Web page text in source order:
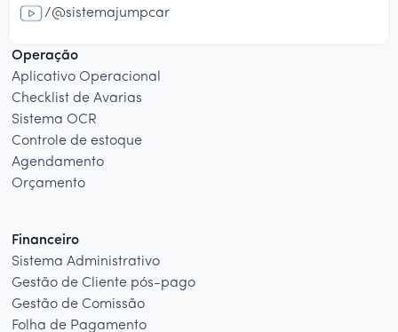
/@sistemajumpcar
Operação
Aplicativo Operacional
Checklist de Avarias
Sistema OCR
Controle de estoque
Agendamento
Orçamento
Financeiro
Sistema Administrativo
Gestão de Cliente pós-pago
Gestão de Comissão
Folha de Pagamento